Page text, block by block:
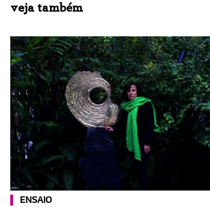
veja também
ENSAIO